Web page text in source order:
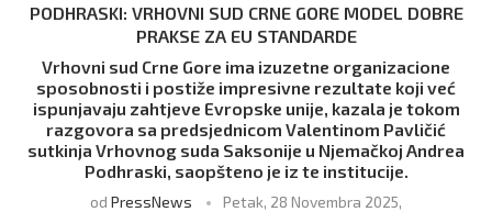
PODHRASKI: VRHOVNI SUD CRNE GORE MODEL DOBRE
PRAKSE ZA EU STANDARDE
Vrhovni sud Crne Gore ima izuzetne organizacione
sposobnosti i postiže impresivne rezultate koji već
ispunjavaju zahtjeve Evropske unije, kazala je tokom
razgovora sa predsjednicom Valentinom Pavličić
sutkinja Vrhovnog suda Saksonije u Njemačkoj Andrea
Podhraski, saopšteno je iz te institucije.
od PressNews Petak, 28 Novembra 2025,